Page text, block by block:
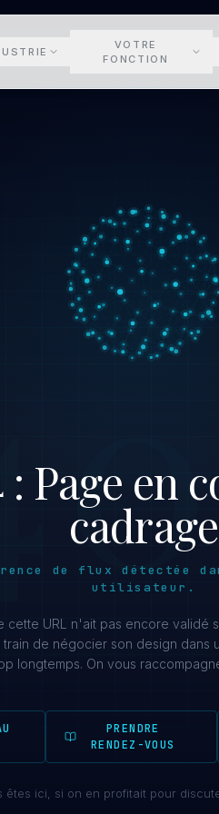
VOTRE
FONCTION
: Page en
cadrage
de flux détectée
utilisateur.
cette URL n'ait pas encore validé
train de négocier son design dans
longtemps. On vous
PRENDRE
RENDEZ-VOUS
êtes ici, si on en profitait pour